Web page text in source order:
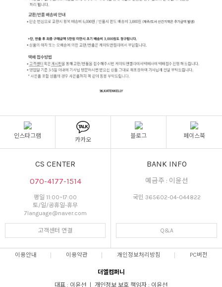
인스타그램
카카오
블로그 페이스북
CS CENTER
070-4177-1514
평일 11:00~17:00
토/일/공휴일-휴무
7language@naver.com
고객센터 연결
BANK INFO
예금주 : 이윤선
국민 365602-04-044822
Q&A
이용안내 이용약관 개인정보처리방침 PC버전
더엘컴퍼니
대표 : 이윤선 ㅣ 개인정보 보호 책임자 : 이윤선